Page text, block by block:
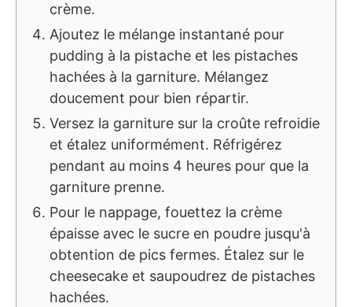
crème.
Ajoutez le mélange instantané pour
pudding à la pistache et les pistaches
hachées à la garniture. Mélangez
doucement pour bien répartir.
Versez la garniture sur la croûte refroidie
et étalez uniformément. Réfrigérez
pendant au moins 4 heures pour que la
garniture prenne.
Pour le nappage, fouettez la crème
épaisse avec le sucre en poudre jusqu'à
obtention de pics fermes. Étalez sur le
cheesecake et saupoudrez de pistaches
hachées.